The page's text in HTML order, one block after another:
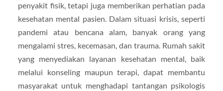
penyakit fisik, tetapi juga memberikan perhatian pada
kesehatan mental pasien. Dalam situasi krisis, seperti
pandemi atau bencana alam, banyak orang yang
mengalami stres, kecemasan, dan trauma. Rumah sakit
yang menyediakan layanan kesehatan mental, baik
melalui konseling maupun terapi, dapat membantu
masyarakat untuk menghadapi tantangan psikologis